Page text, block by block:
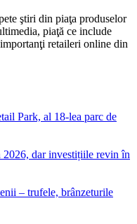
ştiri din piaţa produselor
piaţă ce include
retaileri online din
Park, al 18-lea parc de
dar investițiile revin în
– trufele, brânzeturile